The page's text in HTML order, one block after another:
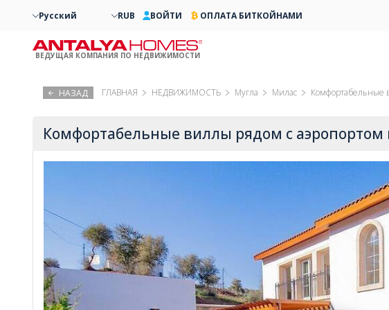
НАЗАД ГЛАВНАЯ НЕДВИЖИМОСТЬ Мугла Милас Комфортабельные
Комфортабельные виллы рядом с аэропортом
Русский RUB ВОЙТИ ОПЛАТА БИТКОЙНАМИ
ВЕДУЩАЯ КОМПАНИЯ ПО НЕДВИЖИМОСТИ